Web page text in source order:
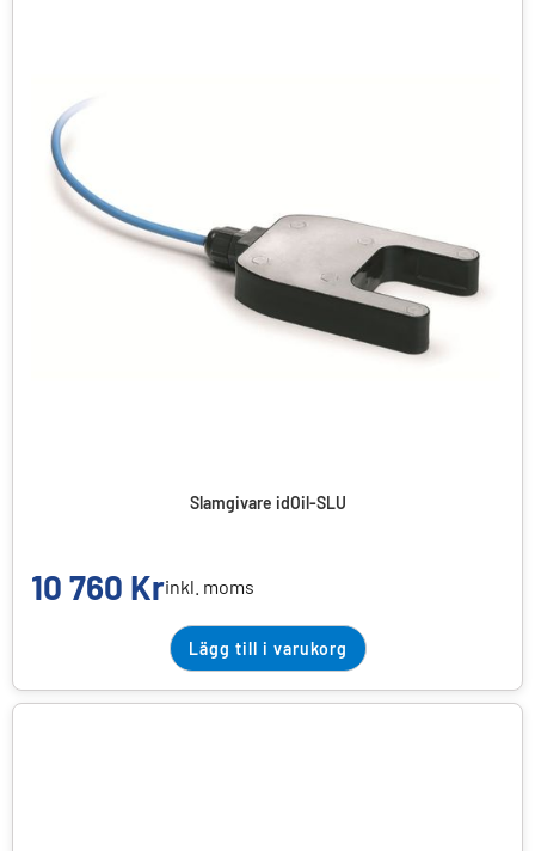
Slamgivare idOil-SLU
10 760 Krinkl. moms
Lägg till i varukorg